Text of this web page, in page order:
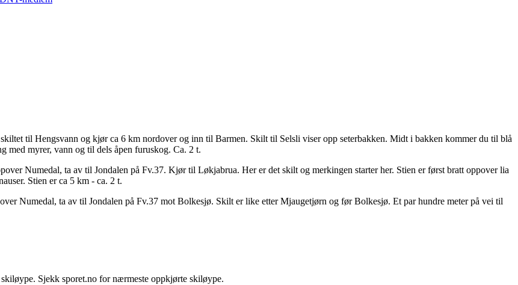
til Hengsvann og kjør ca 6 km nordover og inn til Barmen. Skilt til Selsli viser opp seterbakken. Midt i bakken kommer du til blå
med myrer, vann og til dels åpen furuskog. Ca. 2 t.
Numedal, ta av til Jondalen på Fv.37. Kjør til Løkjabrua. Her er det skilt og merkingen starter her. Stien er først bratt oppover lia
Stien er ca 5 km - ca. 2 t.
Numedal, ta av til Jondalen på Fv.37 mot Bolkesjø. Skilt er like etter Mjaugetjørn og før Bolkesjø. Et par hundre meter på vei til
Sjekk sporet.no for nærmeste oppkjørte skiløype.